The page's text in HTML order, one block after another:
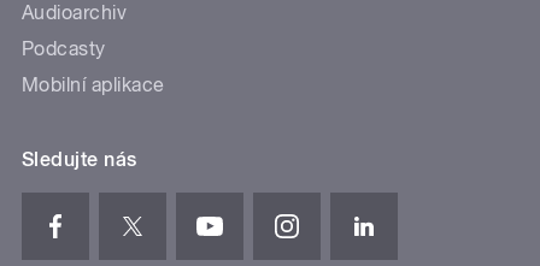
Audioarchiv
Podcasty
Mobilní aplikace
Sledujte nás